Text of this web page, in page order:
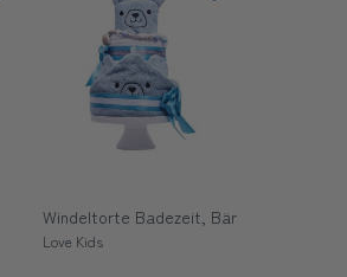
Windeltorte Badezeit, Bär
Love Kids